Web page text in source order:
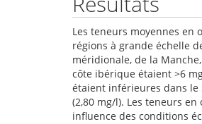
Les teneurs moyennes en
régions à grande échelle
méridionale, de la
côte ibérique étaient >6
étaient inférieures dans le
(2,80 mg/l). Les teneurs
influence des conditions